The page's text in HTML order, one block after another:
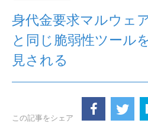
身代金要求マルウェ
と同じ脆弱性ツール
見される
この記事をシェア